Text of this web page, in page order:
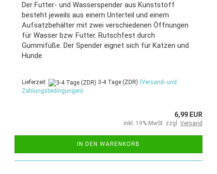
Der Futter- und Wasserspender aus Kunststoff
besteht jeweils aus einem Unterteil und einem
Aufsatzbehälter mit zwei verschiedenen Öffnungen
für Wasser bzw. Futter. Rutschfest durch
Gummifüße. Der Spender eignet sich für Katzen und
Hunde.
Lieferzeit: 3-4 Tage (ZDR) (Versand- und
Zahlungsbedingungen)
6,99 EUR
inkl. 19% MwSt. zzgl. Versand
IN DEN WARENKORB